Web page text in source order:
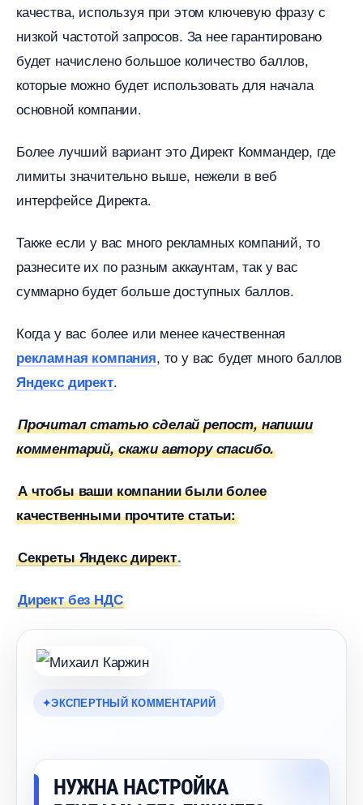
качества, используя при этом ключевую фразу с
низкой частотой запросов. За нее гарантировано
удет начислено большое количество баллов,
которые можно будет использовать для начала
основной компании.
Более лучший вариант это Директ Коммандер, где
лимиты значительно выше, нежели в ве
интерфейсе Директа.
Также если у вас много рекламных компаний, то
разнесите их по разным аккаунтам, так у вас
суммарно будет больше доступных баллов.
Когда у вас более или менее качественная
рекламная компания, то у вас будет много балло
Яндекс директ.
Прочитал статью сделай репост, напиши
комментарий, скажи автору спасибо.
А чтобы ваши компании были более
качественными прочтите статьи:
Секреты Яндекс директ.
Директ без НДС
ЭКСПЕРТНЫЙ КОММЕНТАРИЙ
НУЖНА НАСТРОЙКА